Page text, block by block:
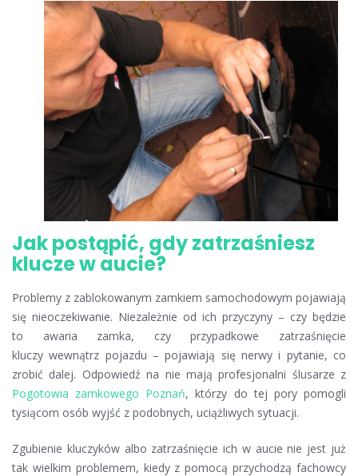
Jak postąpić, gdy zatrzaśniesz
klucze w aucie?
Problemy z zablokowanym zamkiem samochodowym pojawiają
się nieoczekiwanie. Niezależnie od ich przyczyny – czy będzie
to awaria zamka, czy przypadkowe zatrzaśnięcie
kluczy wewnątrz pojazdu – pojawiają się nerwy i pytanie, co
zrobić dalej. Odpowiedź na nie mają profesjonalni ślusarze z
Pogotowia zamkowego Poznań, którzy do tej pory pomogli
tysiącom osób wyjść z podobnych, uciążliwych sytuacji.
Zgubienie kluczyków albo zatrzaśnięcie ich w aucie nie jest już
tak wielkim problemem, kiedy z pomocą przychodzą fachowcy